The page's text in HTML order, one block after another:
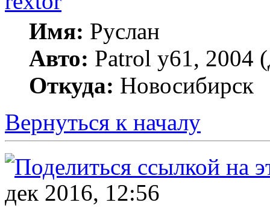
Имя: Руслан
Авто: Patrol y61, 2004
Откуда: Новосибирск
Вернуться к началу
дек 2016, 12:56